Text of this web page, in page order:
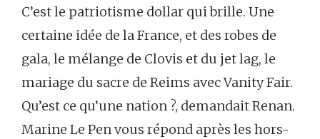
C’est le patriotisme dollar qui brille. Une
certaine idée de la France, et des robes de
gala, le mélange de Clovis et du jet lag, le
mariage du sacre de Reims avec Vanity Fair.
Qu’est ce qu’une nation ?, demandait Renan.
Marine Le Pen vous répond après les hors-